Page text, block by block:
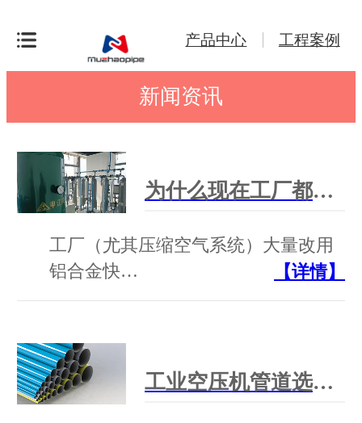
产品中心 工程案例
新闻资讯
为什么现在工厂都改用铝合金快装管道？
工厂（尤其压缩空气系统）大量改用
铝合金快…
【详情】
工业空压机管道选型干货：别只看低价！选对管道省一半运维成本